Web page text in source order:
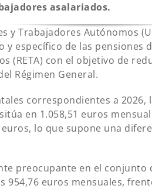
asalariados.
y Trabajadores Autónomos
específico de las pensiones
(RETA) con el objetivo de
Régimen General.
correspondientes a
en 1.058,51 euros
lo que supone una
preocupante en el conjunto
954,76 euros mensuales,